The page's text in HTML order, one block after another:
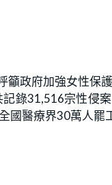
政府加強女性保
錄31,516宗性侵
國醫療界30萬人